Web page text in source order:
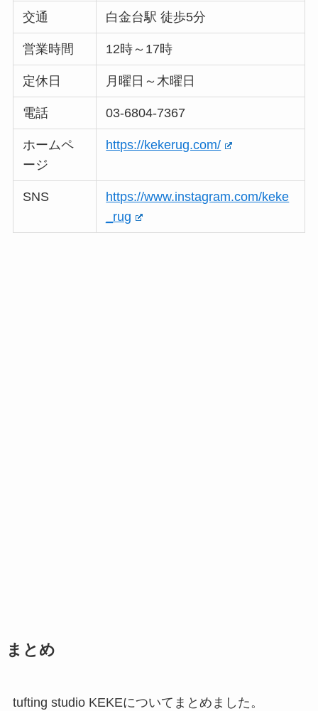
交通 白金台駅 徒歩5分
営業時間 12時～17時
定休日 月曜日～木曜日
電話 03-6804-7367
ホームペ
ージ
https://kekerug.com/
SNS
https://www.instagram.com/keke
_rug
まとめ
tufting studio KEKEについてまとめました。